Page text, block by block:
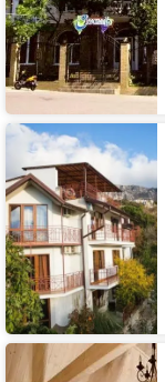
Гостевой
дом
Лавровый
Сад
Отель
Четыре